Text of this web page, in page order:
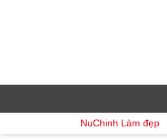
NuChinh Làm đẹp